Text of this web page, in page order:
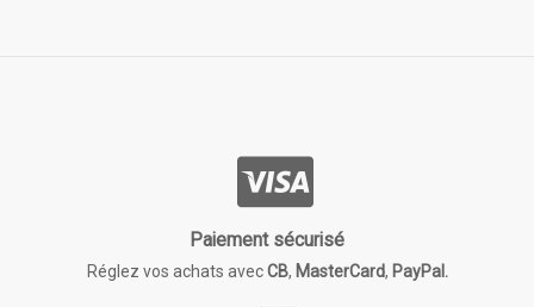
Paiement sécurisé
Réglez vos achats avecCB, MasterCard, PayPal.